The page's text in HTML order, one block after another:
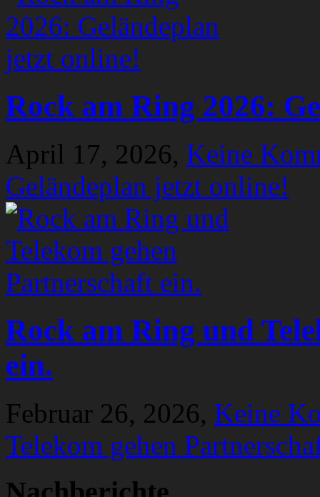
Rock am Ring 2026:
April 17, 2026, Keine
Geländeplan jetzt online!
Rock am Ring und
ein.
Februar 26, 2026, Keine
Telekom gehen